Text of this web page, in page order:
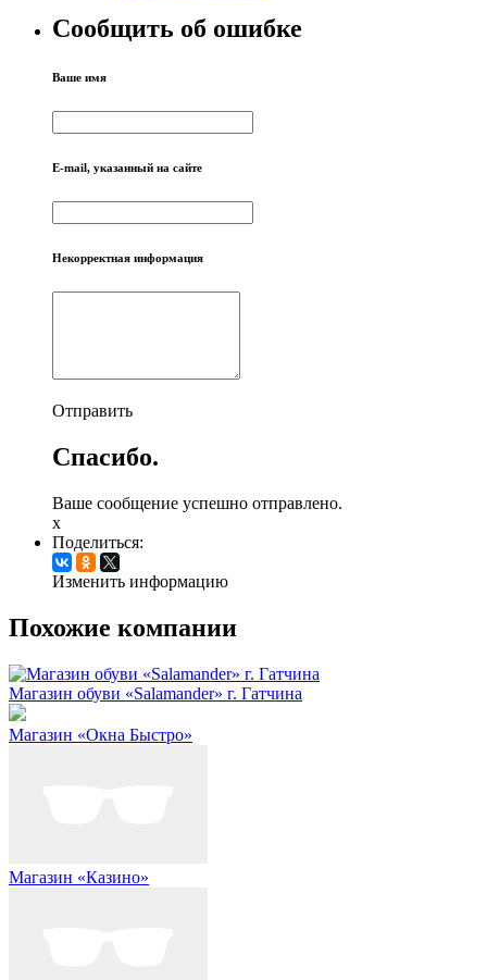
Сообщить об ошибке
Ваше имя
E-mail, указанный на сайте
Некорректная информация
Отправить
Спасибо.
Ваше сообщение успешно отправлено.
x
Поделиться:
Изменить информацию
Похожие компании
Магазин обуви «Salamander» г. Гатчина
Магазин «Окна Быстро»
Магазин «Казино»